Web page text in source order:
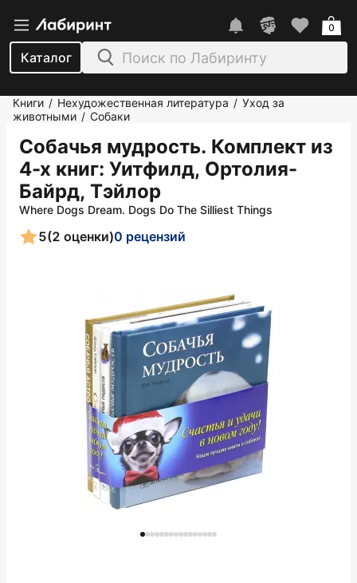
Каталог
0
Книги / Нехудожественная литература / Уход за
животными / Собаки
Собачья мудрость. Комплект из
4-х книг: Уитфилд, Ортолия-
Байрд, Тэйлор
Where Dogs Dream. Dogs Do The Silliest Things
5(2 оценки)0 рецензий